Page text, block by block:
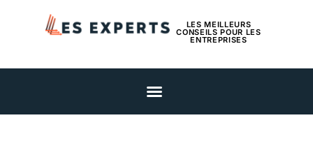
LES MEILLEURS
CONSEILS POUR LES
ENTREPRISES